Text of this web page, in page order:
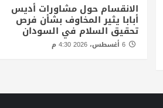
الانقسام حول مشاورات أديس
أبابا يثير المخاوف بشأن فرص
تحقيق السلام في السودان